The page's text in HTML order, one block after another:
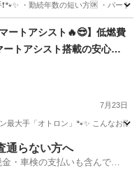
❗️🐾✨ ・勤続年数の短い方🆗 ・パー
ートアシスト🔥😎】低燃費
トアシスト搭載の安心・
7月23日
最大手「オトロン」🐾✨ こんなお
通らない方へ
金・車検の支払いも含んでい